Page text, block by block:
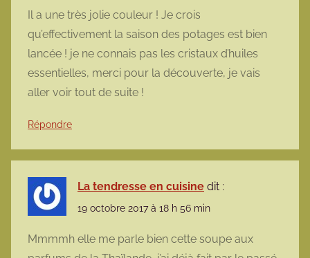
Il a une très jolie couleur ! Je crois
qu’effectivement la saison des potages est bien
lancée ! je ne connais pas les cristaux d’huiles
essentielles, merci pour la découverte, je vais
aller voir tout de suite !
Répondre
La tendresse en cuisine dit :
19 octobre 2017 à 18 h 56 min
Mmmmh elle me parle bien cette soupe aux